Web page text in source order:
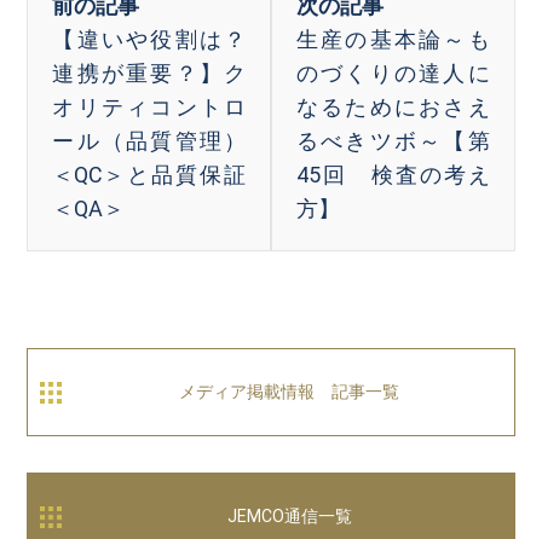
【違いや役割は？
連携が重要？】ク
オリティコントロ
ール（品質管理）
＜QC＞と品質保証
＜QA＞
生産の基本論～も
のづくりの達人に
なるためにおさえ
るべきツボ～【第
45回 検査の考え
方】
メディア掲載情報 記事一覧
JEMCO通信一覧